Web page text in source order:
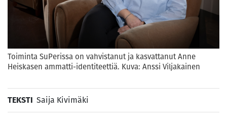
Toiminta SuPerissa on vahvistanut ja kasvattanut Anne
Heiskasen ammatti-identiteettiä. Kuva: Anssi Viljakainen
TEKSTI Saija Kivimäki